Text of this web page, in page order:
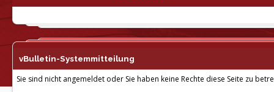
vBulletin-Systemmitteilung
Sie sind nicht angemeldet oder Sie haben keine Rechte diese Seite zu